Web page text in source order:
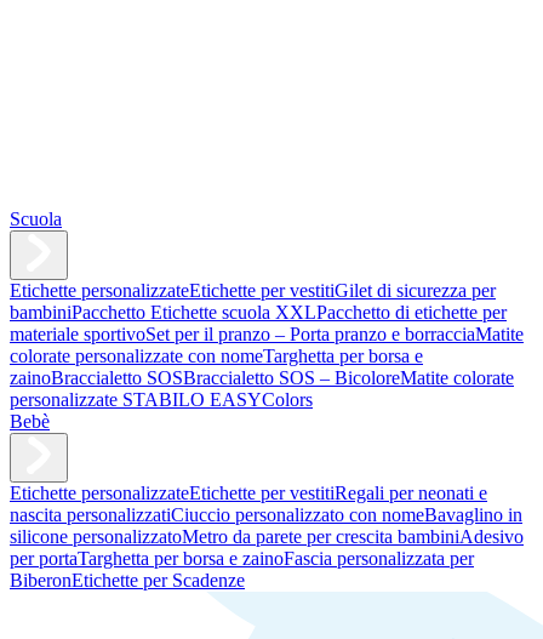
Scuola
Etichette personalizzateEtichette per vestitiGilet di sicurezza per
bambiniPacchetto Etichette scuola XXLPacchetto di etichette per
materiale sportivoSet per il pranzo – Porta pranzo e borracciaMatite
colorate personalizzate con nomeTarghetta per borsa e
zainoBraccialetto SOSBraccialetto SOS – BicoloreMatite colorate
personalizzate STABILO EASYColors
Bebè
Etichette personalizzateEtichette per vestitiRegali per neonati e
nascita personalizzatiCiuccio personalizzato con nomeBavaglino in
silicone personalizzatoMetro da parete per crescita bambiniAdesivo
per portaTarghetta per borsa e zainoFascia personalizzata per
BiberonEtichette per Scadenze